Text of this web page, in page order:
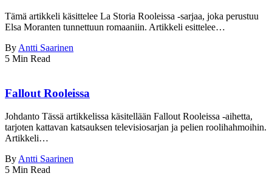
Tämä artikkeli käsittelee La Storia Rooleissa -sarjaa, joka perustuu
Elsa Moranten tunnettuun romaaniin. Artikkeli esittelee…
By Antti Saarinen
5 Min Read
Fallout Rooleissa
Johdanto Tässä artikkelissa käsitellään Fallout Rooleissa -aihetta,
tarjoten kattavan katsauksen televisiosarjan ja pelien roolihahmoihin.
Artikkeli…
By Antti Saarinen
5 Min Read